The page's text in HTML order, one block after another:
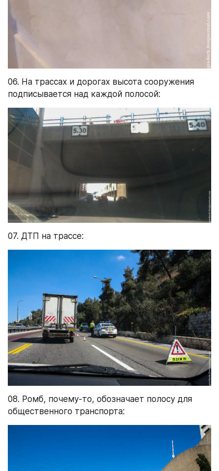
06. На трассах и дорогах высота сооружения
подписывается над каждой полосой:
07. ДТП на трассе:
08. Ромб, почему-то, обозначает полосу для
общественного транспорта: